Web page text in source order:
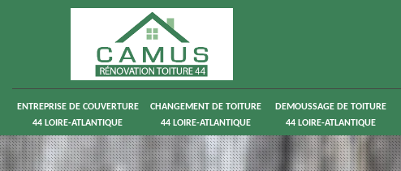
ENTREPRISE DE COUVERTURE
44 LOIRE-ATLANTIQUE
CHANGEMENT DE TOITURE
44 LOIRE-ATLANTIQUE
DEMOUSSAGE DE TOITURE
44 LOIRE-ATLANTIQUE